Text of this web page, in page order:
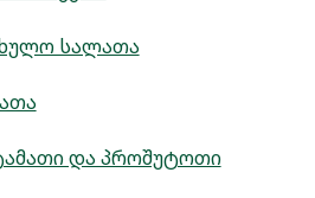
სალათა
და პროშუტოთი